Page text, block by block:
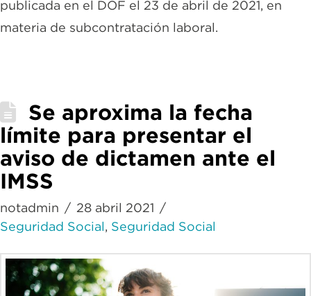
publicada en el DOF el 23 de abril de 2021, en
materia de subcontratación laboral.
Se aproxima la fecha
límite para presentar el
aviso de dictamen ante el
IMSS
notadmin
28 abril 2021
Seguridad Social, Seguridad Social